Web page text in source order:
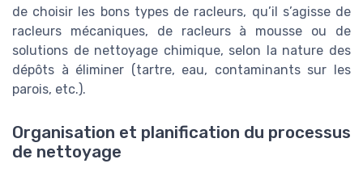
de choisir les bons types de racleurs, qu’il s’agisse de
racleurs mécaniques, de racleurs à mousse ou de
solutions de nettoyage chimique, selon la nature des
dépôts à éliminer (tartre, eau, contaminants sur les
parois, etc.).
Organisation et planification du processus
de nettoyage